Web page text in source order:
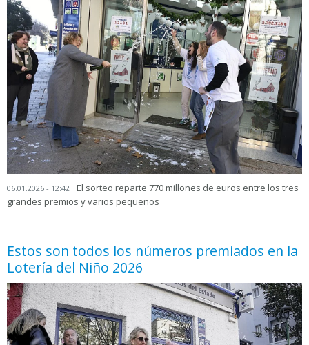
06.01.2026 - 12:42
El sorteo reparte 770 millones de euros entre los tres
grandes premios y varios pequeños
Estos son todos los números premiados en la
Lotería del Niño 2026